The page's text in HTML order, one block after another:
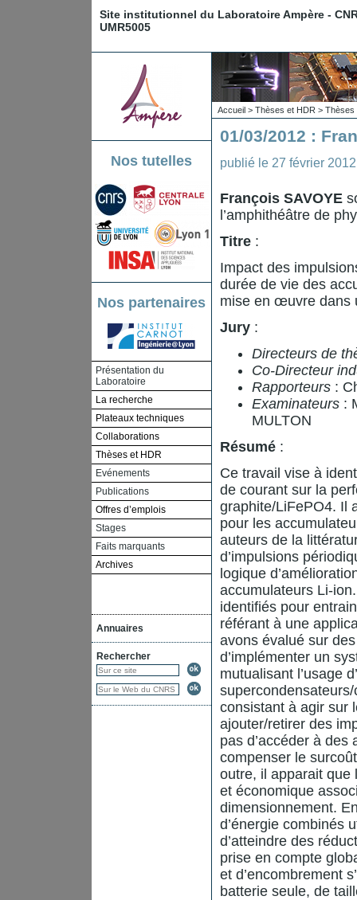
Site institutionnel du Laboratoire Ampère -
UMR5005
Nos tutelles
Nos partenaires
Présentation du
Laboratoire
La recherche
Plateaux techniques
Collaborations
Thèses et HDR
Evénements
Publications
Offres d’emplois
Stages
Faits marquants
Archives
Annuaires
Rechercher
Accueil > Thèses et HDR > Thèses
01/03/2012 :
publié le 27 février 2012
François SAVOYE
l’amphithéâtre de
Titre :
Impact des
durée de vie des
mise en œuvre dans
Jury :
Directeurs de
Co-Directeur
Rapporteurs :
Examinateurs :
MULTON
Résumé :
Ce travail vise à
de courant sur la
graphite/LiFePO4. Il
pour les
auteurs de la
d’impulsions
logique
accumulateurs Li-
identifiés pour
référant à une
avons évalué sur
d’implémenter un
mutualisant l’usage
consistant à agir sur
ajouter/retirer des
pas d’accéder à
compenser le
outre, il apparait que
et économique
dimensionnement.
d’énergie combinés
d’atteindre des
prise en compte
et d’encombrement
batterie seule, de